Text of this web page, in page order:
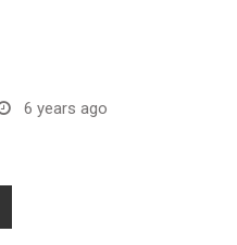
6 years ago